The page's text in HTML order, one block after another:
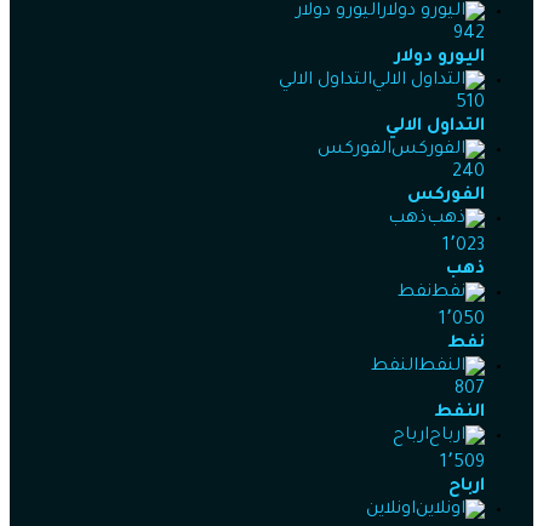
اليورو دولار
942
اليورو دولار
التداول الالي
510
التداول الالي
الفوركس
240
الفوركس
ذهب
1٬023
ذهب
نفط
1٬050
نفط
النفط
807
النفط
ارباح
1٬509
ارباح
اونلاين